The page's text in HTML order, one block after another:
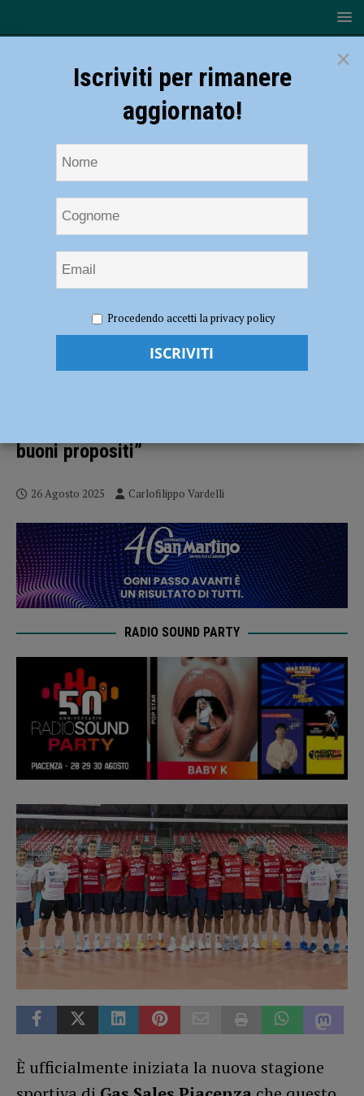
giorno di lavoro in sala pesi per i biancorossi. Curti: “Carichi e pieni di
buoni propositi”
Volley – Gas Sales Piacenza: primo
buoni propositi”
26 Agosto 2025 Carlofilippo Vardelli
RADIO SOUND PARTY
È ufficialmente iniziata la nuova stagione
×
Iscriviti per rimanere
aggiornato!
Procedendo accetti la privacy policy